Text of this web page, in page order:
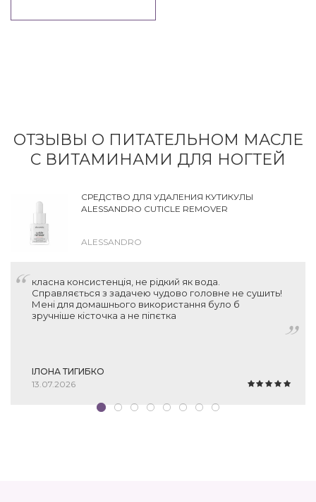
ОТЗЫВЫ О ПИТАТЕЛЬНОМ МАСЛЕ
С ВИТАМИНАМИ ДЛЯ НОГТЕЙ
СРЕДСТВО ДЛЯ УДАЛЕНИЯ КУТИКУЛЫ
ALESSANDRO CUTICLE REMOVER
ALESSANDRO
класна консистенція, не рідкий як вода.
Справляється з задачею чудово головне не сушить!
Мені для домашнього використання було б
зручніше кісточка а не піпєтка
ІЛОНА ТИГИБКО
13.07.2026